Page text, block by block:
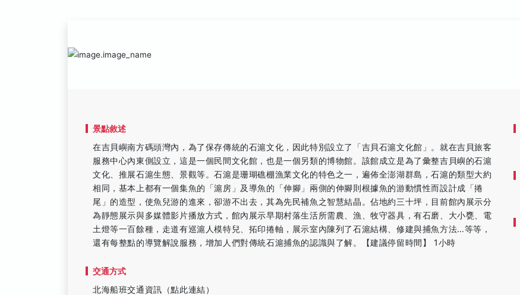
景點敘述
在吉貝嶼南方碼頭灣內，為了保存傳統的石滬文化，因此特別設立了「吉貝石滬文化館」。就在吉貝旅客
服務中心內東側設立，這是一個民間文化館，也是一個另類的博物館。該館成立是為了彙整吉貝嶼的石滬
文化、推展石滬生態、景觀等。石滬是珊瑚礁棚漁業文化的特色之一，遍佈全澎湖群島，石滬的類型大約
相同，基本上都有一個集魚的「滬房」及導魚的「伸腳」兩側的伸腳則根據魚的游動慣性而設計成「捲
尾」的造型，使魚兒游的進來，卻游不出去，其為先民補魚之智慧結晶。佔地約三十坪，目前館內展示分
為靜態展示與多媒體影片播放方式，館內展示早期村落生活所需農、漁、牧守器具，有石磨、大小甕、電
土燈等一百餘種，走道有巡滬人模特兒、拓印捲軸，展示室內陳列了石滬結構、修建與捕魚方法…等等，
還有每整點的導覽解說服務，增加人們對傳統石滬捕魚的認識與了解。【建議停留時間】 1小時
交通方式
北海船班交通資訊（點此連結）